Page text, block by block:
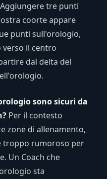
tre punti
coorte appare
punti sull'orologio,
il centro
dal delta del
sono sicuri da
Per il contesto
zone di allenamento,
troppo rumoroso per
Un Coach che
sta